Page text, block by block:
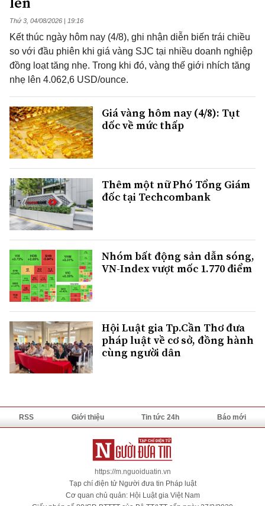
Thứ 3, 04/08/2026 | 19:16
Kết thúc ngày hôm nay (4/8), ghi nhận diễn biến trái chiều
so với đầu phiên khi giá vàng SJC tại nhiều doanh nghiệp
đồng loạt tăng nhẹ. Trong khi đó, vàng thế giới nhích tăng
nhẹ lên 4.062,6 USD/ounce.
Giá vàng hôm nay (4/8): Tụt
dốc về mức thấp
Thêm một nữ Phó Tổng Giám
đốc tại Techcombank
Nhóm bất động sản dẫn sóng,
VN-Index vượt mốc 1.770 điểm
Hội Luật gia Tp.Cần Thơ đưa
pháp luật về cơ sở, đồng hành
cùng người dân
RSS Giới thiệu Tin tức 24h Báo mới
https://m.nguoiduatin.vn
Tạp chí điện tử Người đưa tin Pháp luật
Cơ quan chủ quản: Hội Luật gia Việt Nam